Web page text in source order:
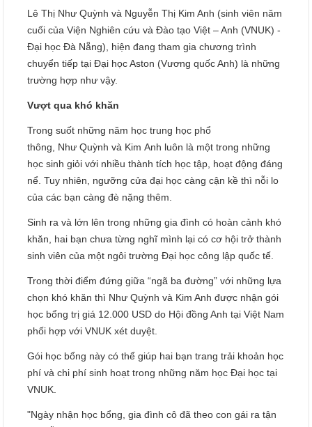
Lê Thị Như Quỳnh và Nguyễn Thị Kim Anh (sinh viên năm
cuối của Viện Nghiên cứu và Đào tạo Việt – Anh (VNUK) -
Đại học Đà Nẵng), hiện đang tham gia chương trình
chuyển tiếp tại Đại học Aston (Vương quốc Anh) là những
trường hợp như vậy.
Vượt qua khó khăn
Trong suốt những năm học trung học phổ
thông, Như Quỳnh và Kim Anh luôn là một trong những
học sinh giỏi với nhiều thành tích học tập, hoạt động đáng
nể. Tuy nhiên, ngưỡng cửa đại học càng cận kề thì nỗi lo
của các bạn càng đè nặng thêm.
Sinh ra và lớn lên trong những gia đình có hoàn cảnh khó
khăn, hai bạn chưa từng nghĩ mình lại có cơ hội trở thành
sinh viên của một ngôi trường Đại học công lập quốc tế.
Trong thời điểm đứng giữa “ngã ba đường” với những lựa
chọn khó khăn thì Như Quỳnh và Kim Anh được nhận gói
học bổng trị giá 12.000 USD do Hội đồng Anh tại Việt Nam
phối hợp với VNUK xét duyệt.
Gói học bổng này có thể giúp hai bạn trang trải khoản học
phí và chi phí sinh hoạt trong những năm học Đại học tại
VNUK.
"Ngày nhận học bổng, gia đình cô đã theo con gái ra tận